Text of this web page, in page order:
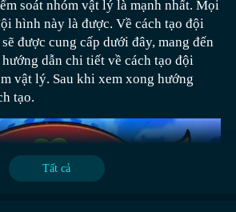
trung bình.
khi sử dụng như một anh hùng cơ
ở vị trí thứ nhất hoặc thứ hai. Chủ
nhất Claw Strike Huyết, mỗi 7 lần
gây ra 28~410 điểm sát thương
máu tối đa của mục tiêu tấn công
năng hồi máu, có thể hồi máu cho
hoặc chuyển lên sân để hồi máu
ra, kỹ năng hồi máu của cô còn có
là một nhân vật hỗ trợ đa chức
của đội được bảo đảm, đồng thời
được nâng cao, đây là đội hình
chức đội hình đầu tiên, chúng ta có
mạnh, đội hình đầu tiên bao gồm
và Mã Siêu. Đây là một đội hình có
cao, ba nhân vật trong đội hình
có thể nhanh chóng tấn công vào
quá trình này, Quan Vũ có thể
mục tiêu.
ưu điểm tổng thể tương đối nổi bật.
năng tấn công cao xuất sắc, có thể
hủy diệt cho hàng sau của địch.
nhân vật này cũng khá ấn tượng,
thể đặt nó vào đội hình. Đội hình này
biểu hiện khá tốt. Ngay cả khi đối
mạnh, cũng không cần phải lo
đánh bại đối phương.
soát nhóm vật lý là mạnh nhất. Mọi
hình này là được. Về cách tạo đội
được cung cấp dưới đây, mang đến
dẫn chi tiết về cách tạo đội
vật lý. Sau khi xem xong hướng
tạo.
Tất cả